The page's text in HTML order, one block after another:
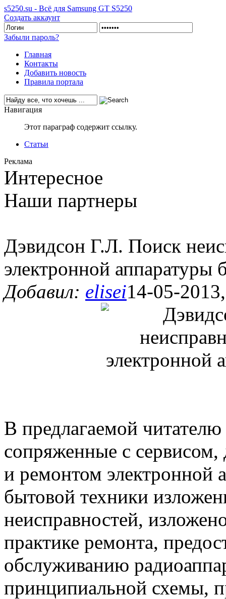
s5250.su - Всё для Samsung GT S5250
Создать аккаунт
Забыли пароль?
Главная
Контакты
Добавить новость
Правила портала
Навигация
Этот параграф содержит ссылку.
Статьи
Реклама
Интересное
Наши партнеры
Дэвидсон Г.Л. Поиск
электронной аппаратуры
Добавил: elisei14-05-
В предлагаемой
сопряженные с сервисом,
и ремонтом электронной
бытовой техники
неисправностей,
практике ремонта,
обслуживанию
принципиальной схемы,